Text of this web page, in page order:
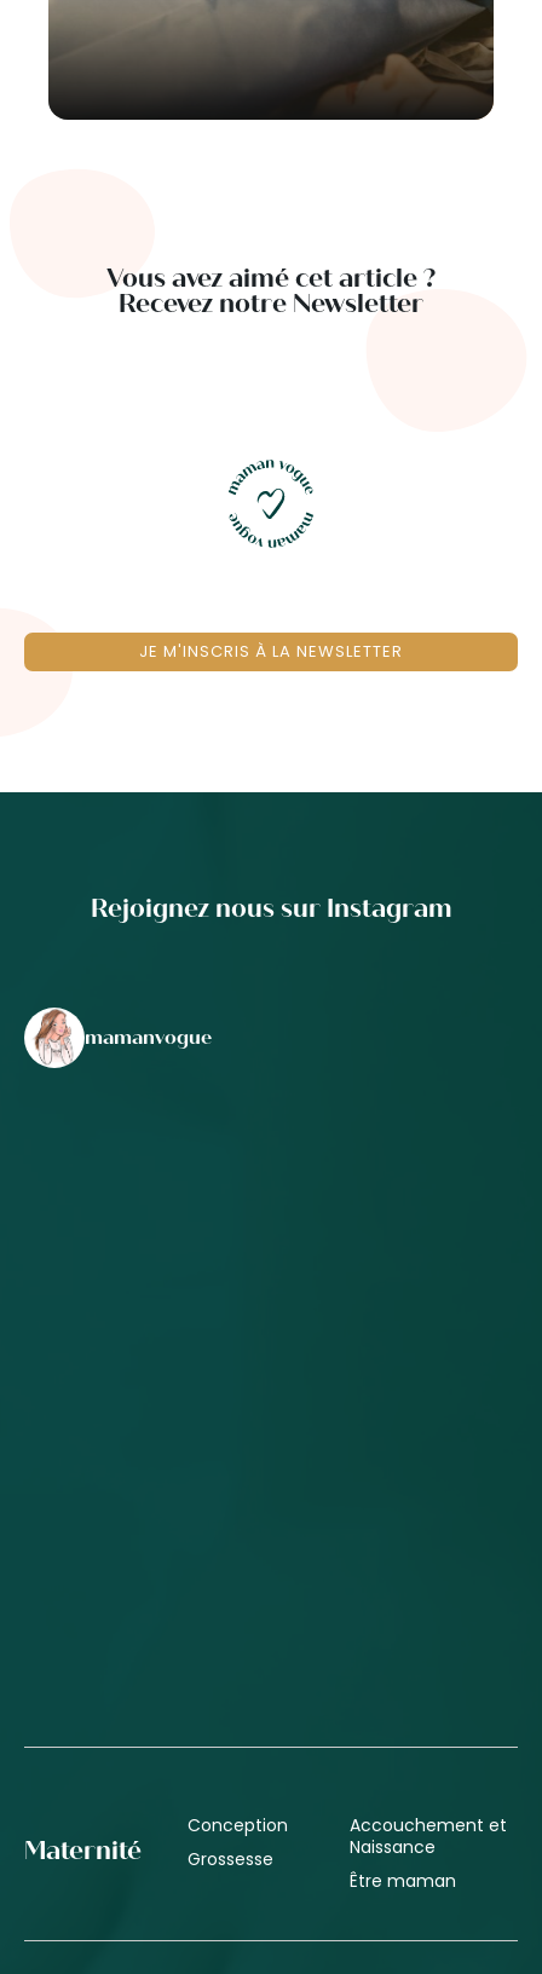
Vous avez aimé cet article ?
Recevez notre Newsletter
JE M'INSCRIS À LA NEWSLETTER
Rejoignez nous sur Instagram
mamanvogue
Maternité
Conception
Grossesse
Accouchement et
Naissance
Être maman